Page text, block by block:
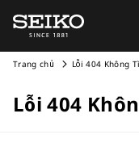
Trang chủ Lỗi 404 Không
Lỗi 404